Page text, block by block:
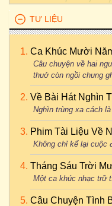
TƯ LIỆU
Ca Khúc Mười
Câu chuyện về hai
thuở còn ngồi chung
Về Bài Hát Nghìn
Nghìn trùng xa cách
Phim Tài Liệu Về
Không chỉ kể lại cuộc
Tháng Sáu Trời
Một ca khúc nhạc trữ
Câu Chuyện Tình